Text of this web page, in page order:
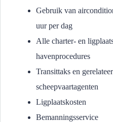
Gebruik van
uur per dag
Alle charter- en
havenprocedures
Transittaks en
scheepvaartagenten
Ligplaatskosten
Bemanningsservice